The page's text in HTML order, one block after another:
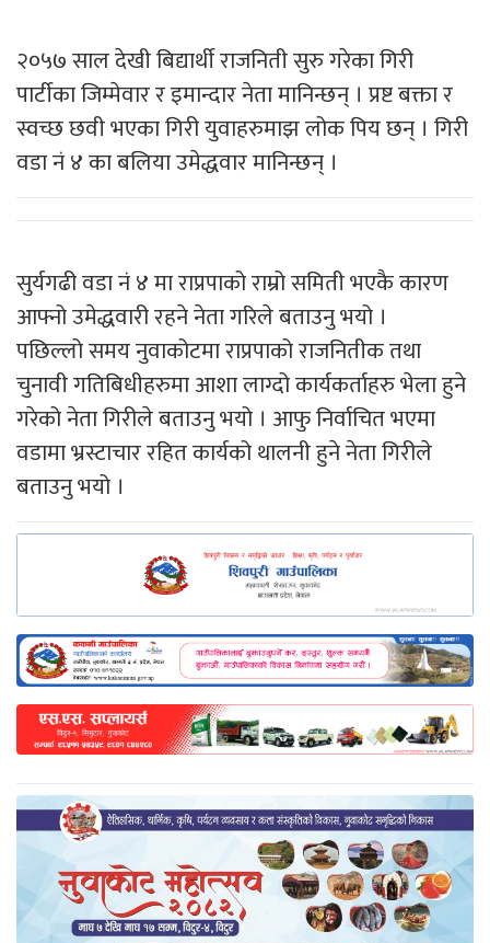
२०५७ साल देखी बिद्यार्थी राजनिती सुरु गरेका गिरी
पार्टीका जिम्मेवार र इमान्दार नेता मानिन्छन् । प्रष्ट बक्ता र
स्वच्छ छवी भएका गिरी युवाहरुमाझ लोक पिय छन् । गिरी
वडा नं ४ का बलिया उमेद्धवार मानिन्छन् ।
सुर्यगढी वडा नं ४ मा राप्रपाको राम्रो समिती भएकै कारण
आफ्नो उमेद्धवारी रहने नेता गरिले बताउनु भयो ।
पछिल्लो समय नुवाकोटमा राप्रपाको राजनितीक तथा
चुनावी गतिबिधीहरुमा आशा लाग्दो कार्यकर्ताहरु भेला हुने
गरेको नेता गिरीले बताउनु भयो । आफु निर्वाचित भएमा
वडामा भ्रस्टाचार रहित कार्यको थालनी हुने नेता गिरीले
बताउनु भयो ।